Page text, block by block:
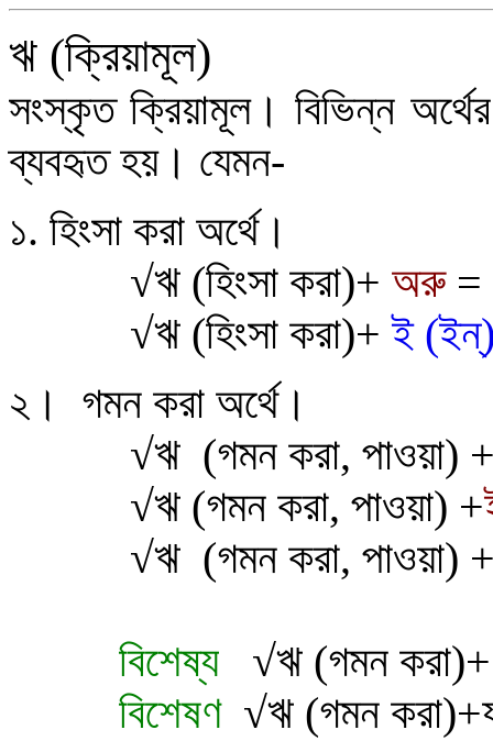
ঋ (ক্রিয়ামূল)
সংস্কৃত ক্রিয়ামূল। বিভিন্ন
ব্যবহৃত হয়। যেমন-
১. হিংসা করা অর্থে।
√ঋ (হিংসা করা)+ অরু=
√ঋ (হিংসা করা)+ ই
২ । গমন করা অর।
√ঋ (গমন করা, পাওয়া)
√ঋ (গমন করা, পাওয়া) +
√ঋ (গমন করা, পাওয়া)
বিশেষ্য √ঋ (গমন
বিশেষণ √ঋ (গমন করা)+